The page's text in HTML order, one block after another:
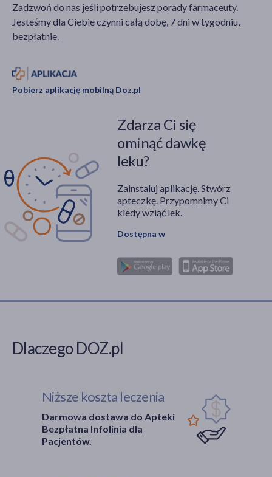
Zadzwoń do nas jeśli potrzebujesz porady farmaceuty.
Jesteśmy dla Ciebie czynni całą dobę, 7 dni w tygodniu,
bezpłatnie.
Pobierz aplikację mobilną Doz.pl
Zdarza Ci się
ominąć dawkę
leku?
Zainstaluj aplikację. Stwórz
apteczkę. Przypomnimy Ci
kiedy wziąć lek.
Dostępna w
Dlaczego DOZ.pl
Niższe koszta leczenia
Darmowa dostawa do Apteki
Bezpłatna Infolinia dla
Pacjentów.